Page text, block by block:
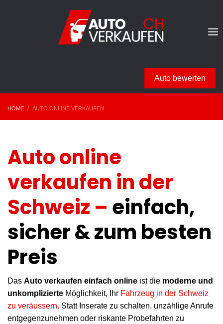
Auto bewerten
HOME AUTO ONLINE VERKAUFEN
Auto online
verkaufen in der
Schweiz – einfach,
sicher & zum besten
Preis
Das Auto verkaufen einfach online ist die moderne und
unkomplizierte Möglichkeit, Ihr Fahrzeug in der Schweiz
zu veräussern. Statt Inserate zu schalten, unzählige Anrufe
entgegenzunehmen oder riskante Probefahrten zu